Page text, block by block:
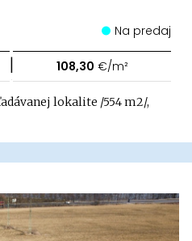
Na predaj
| 108,30 €/m²
lokalite /554 m2/,